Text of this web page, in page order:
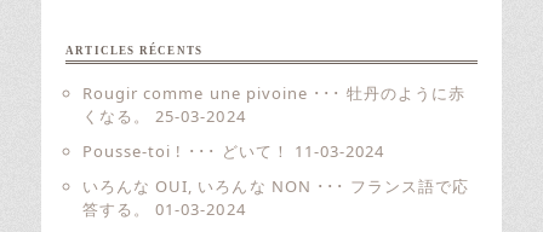
ARTICLES RÉCENTS
Rougir comme une pivoine ･･･ 牡丹のように赤
くなる。
25-03-2024
Pousse-toi ! ･･･ どいて！
11-03-2024
いろんな OUI, いろんな NON ･･･ フランス語で応
答する。
01-03-2024